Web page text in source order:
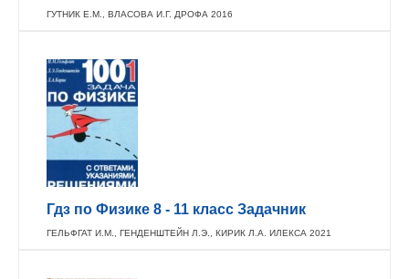
ГУТНИК Е.М., ВЛАСОВА И.Г. ДРОФА 2016
Гдз по Физике 8 - 11 класс Задачник
ГЕЛЬФГАТ И.М., ГЕНДЕНШТЕЙН Л.Э., КИРИК Л.А. ИЛЕКСА 2021